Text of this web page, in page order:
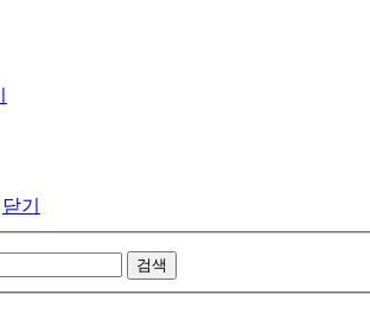
닫기
검색